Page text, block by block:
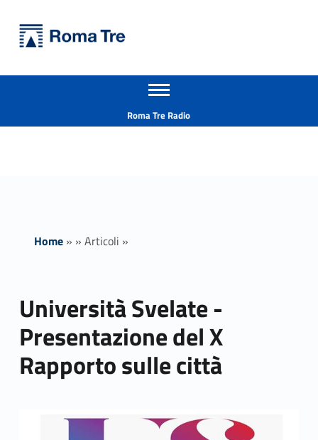
Università Svelate - Presentazione del X Rapporto sulle città - Università Roma Tre
Apri il menu secondario
Roma Tre Radio
Home» » Articoli »
Università Svelate -
Presentazione del X
Rapporto sulle città